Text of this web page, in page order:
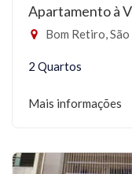
Apartamento à
Bom Retiro,
2 Quartos
Mais informações